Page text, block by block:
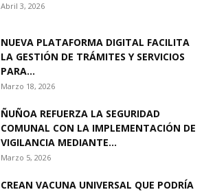
Abril 3, 2026
NUEVA PLATAFORMA DIGITAL FACILITA
LA GESTIÓN DE TRÁMITES Y SERVICIOS
PARA...
Marzo 18, 2026
ÑUÑOA REFUERZA LA SEGURIDAD
COMUNAL CON LA IMPLEMENTACIÓN DE
VIGILANCIA MEDIANTE...
Marzo 5, 2026
CREAN VACUNA UNIVERSAL QUE PODRÍA